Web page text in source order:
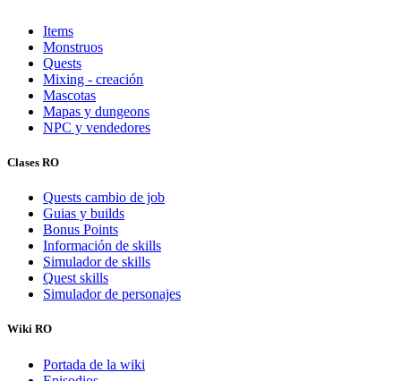
Items
Monstruos
Quests
Mixing - creación
Mascotas
Mapas y dungeons
NPC y vendedores
Clases RO
Quests cambio de job
Guias y builds
Bonus Points
Información de skills
Simulador de skills
Quest skills
Simulador de personajes
Wiki RO
Portada de la wiki